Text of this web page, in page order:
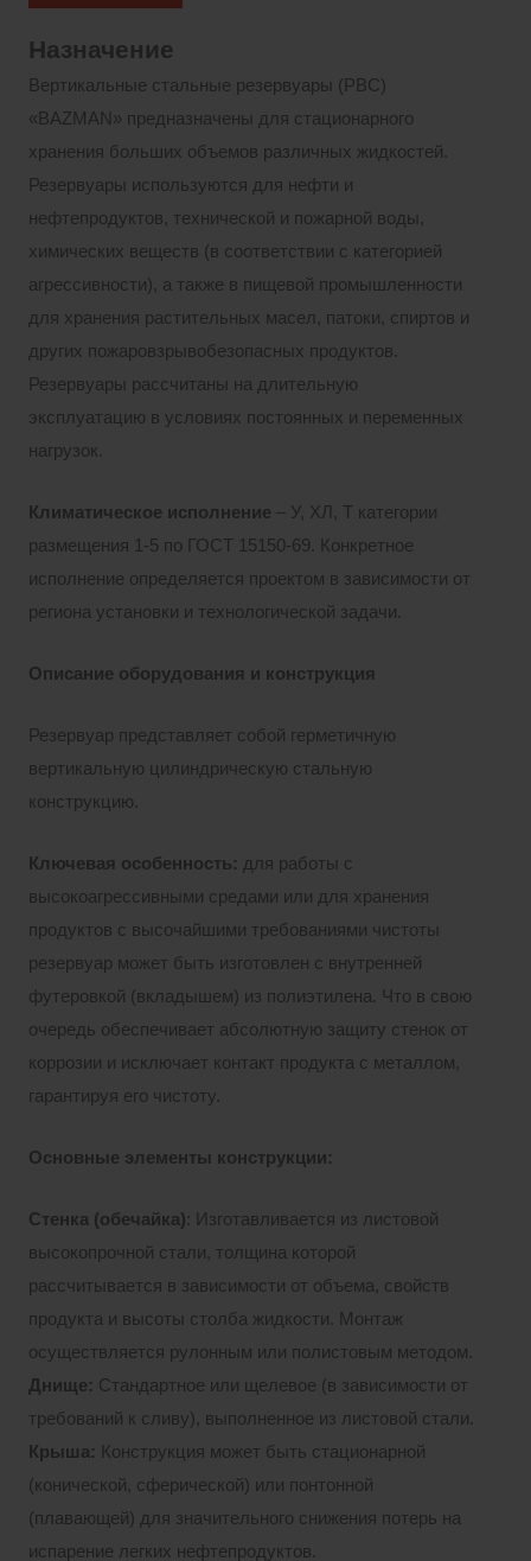
Назначение
Вертикальные стальные резервуары (РВС)
«BAZMAN» предназначены для стационарного
хранения больших объемов различных жидкостей.
Резервуары используются для нефти и
нефтепродуктов, технической и пожарной воды,
химических веществ (в соответствии с категорией
агрессивности), а также в пищевой промышленности
для хранения растительных масел, патоки, спиртов и
других пожаровзрывобезопасных продуктов.
Резервуары рассчитаны на длительную
эксплуатацию в условиях постоянных и переменных
нагрузок.
Климатическое исполнение – У, ХЛ, Т категории
размещения 1-5 по ГОСТ 15150-69. Конкретное
исполнение определяется проектом в зависимости от
региона установки и технологической задачи.
Описание оборудования и конструкция
Резервуар представляет собой герметичную
вертикальную цилиндрическую стальную
конструкцию.
Ключевая особенность: для работы с
высокоагрессивными средами или для хранения
продуктов с высочайшими требованиями чистоты
резервуар может быть изготовлен с внутренней
футеровкой (вкладышем) из полиэтилена. Что в свою
очередь обеспечивает абсолютную защиту стенок от
коррозии и исключает контакт продукта с металлом,
гарантируя его чистоту.
Основные элементы конструкции:
Стенка (обечайка) : Изготавливается из листовой
высокопрочной стали, толщина которой
рассчитывается в зависимости от объема, свойств
продукта и высоты столба жидкости. Монтаж
осуществляется рулонным или полистовым методом.
Днище: Стандартное или щелевое (в зависимости от
требований к сливу), выполненное из листовой стали.
Крыша: Конструкция может быть стационарной
(конической, сферической) или понтонной
(плавающей) для значительного снижения потерь на
испарение легких нефтепродуктов.